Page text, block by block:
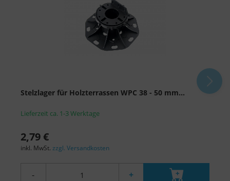
Stelzlager für Holzterrassen WPC 38 - 50 mm...
Lieferzeit ca. 1-3 Werktage
2,79 €
inkl. MwSt. zzgl. Versandkosten
- +